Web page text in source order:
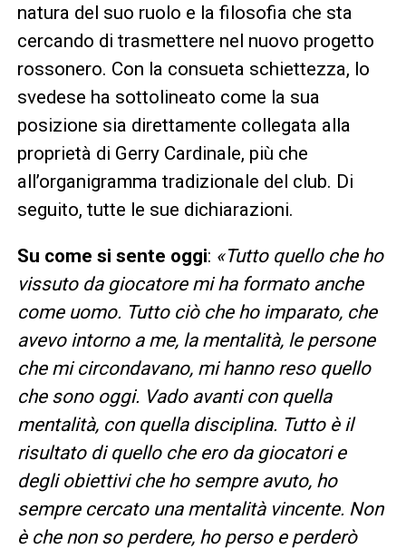
natura del suo ruolo e la filosofia che sta
cercando di trasmettere nel nuovo progetto
rossonero. Con la consueta schiettezza, lo
svedese ha sottolineato come la sua
posizione sia direttamente collegata alla
proprietà di Gerry Cardinale, più che
all’organigramma tradizionale del club. Di
seguito, tutte le sue dichiarazioni.
Su come si sente oggi: «Tutto quello che ho
vissuto da giocatore mi ha formato anche
come uomo. Tutto ciò che ho imparato, che
avevo intorno a me, la mentalità, le persone
che mi circondavano, mi hanno reso quello
che sono oggi. Vado avanti con quella
mentalità, con quella disciplina. Tutto è il
risultato di quello che ero da giocatori e
degli obiettivi che ho sempre avuto, ho
sempre cercato una mentalità vincente. Non
è che non so perdere, ho perso e perderò